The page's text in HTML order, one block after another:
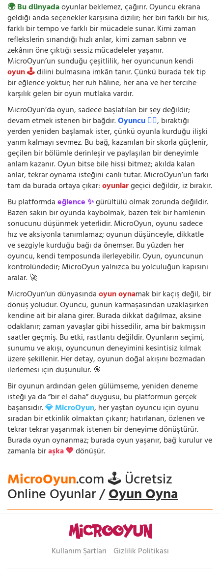
🌍 Bu dünyadaoyunlar beklemez, çağırır. Oyuncu ekrana
geldiği anda seçenekler karşısına dizilir; her biri farklı bir his,
farklı bir tempo ve farklı bir mücadele sunar. Kimi zaman
reflekslerin sınandığı hızlı anlar, kimi zaman sabrın ve
zekânın öne çıktığı sessiz mücadeleler yaşanır.
MicroOyun’un sunduğu çeşitlilik, her oyuncunun kendi
oyun 🕹️dilini bulmasına imkân tanır. Çünkü burada tek tip
bir eğlence yoktur; her ruh hâline, her ana ve her tercihe
karşılık gelen bir oyun mutlaka vardır.
MicroOyun’da oyun, sadece başlatılan bir şey değildir;
devam etmek istenen bir bağdır.Oyuncu 🧍‍♂️, bıraktığı
yerden yeniden başlamak ister, çünkü oyunla kurduğu ilişki
yarım kalmayı sevmez. Bu bağ, kazanılan bir skorla güçlenir,
geçilen bir bölümle derinleşir ve paylaşılan bir deneyimle
anlam kazanır. Oyun bitse bile hissi bitmez; akılda kalan
anlar, tekrar oynama isteğini canlı tutar. MicroOyun’un farkı
tam da burada ortaya çıkar:oyunlargeçici değildir, iz bırakır.
Bu platformdaeğlence ✨gürültülü olmak zorunda değildir.
Bazen sakin bir oyunda kaybolmak, bazen tek bir hamlenin
sonucunu düşünmek yeterlidir. MicroOyun, oyunu sadece
hız ve aksiyonla tanımlamaz; oyunun düşünceyle, dikkatle
ve sezgiyle kurduğu bağı da önemser. Bu yüzden her
oyuncu, kendi temposunda ilerleyebilir. Oyun, oyuncunun
kontrolündedir; MicroOyun yalnızca bu yolculuğun kapısını
aralar. 🚀
MicroOyun’un dünyasındaoyun oynamak bir kaçış değil, bir
dönüş yoludur. Oyuncu, günün karmaşasından uzaklaşırken
kendine ait bir alana girer. Burada dikkat dağılmaz, aksine
odaklanır; zaman yavaşlar gibi hissedilir, ama bir bakmışsın
saatler geçmiş. Bu etki, rastlantı değildir. Oyunların seçimi,
sunumu ve akışı, oyuncunun deneyimini kesintisiz kılmak
üzere şekillenir. Her detay, oyunun doğal akışını bozmadan
ilerlemesi için düşünülür. 🎯
Bir oyunun ardından gelen gülümseme, yeniden deneme
isteği ya da “bir el daha” duygusu, bu platformun gerçek
başarısıdır.💎 MicroOyun, her yaştan oyuncu için oyunu
sıradan bir etkinlik olmaktan çıkarır; hatırlanan, özlenen ve
tekrar tekrar yaşanmak istenen bir deneyime dönüştürür.
Burada oyun oynanmaz; burada oyun yaşanır, bağ kurulur ve
zamanla biraşka 💖dönüşür.
MicroOyun.com 🕹️ Ücretsiz
Online Oyunlar /Oyun Oyna
Kullanım Şartları Gizlilik Politikası